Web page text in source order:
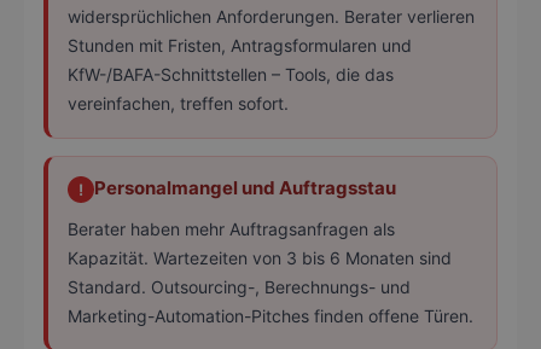
widersprüchlichen Anforderungen. Berater verlieren
Stunden mit Fristen, Antragsformularen und
KfW-/BAFA-Schnittstellen – Tools, die das
vereinfachen, treffen sofort.
! Personalmangel und Auftragsstau
Berater haben mehr Auftragsanfragen als
Kapazität. Wartezeiten von 3 bis 6 Monaten sind
Standard. Outsourcing-, Berechnungs- und
Marketing-Automation-Pitches finden offene Türen.